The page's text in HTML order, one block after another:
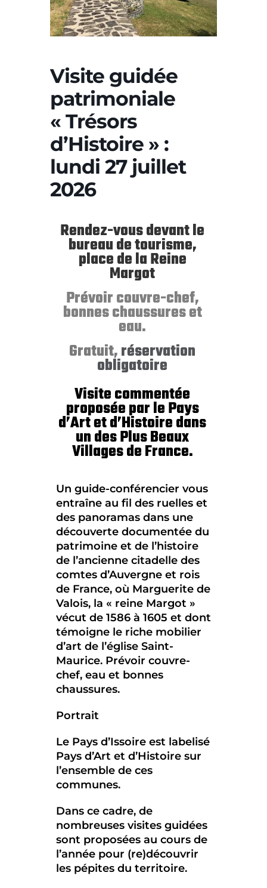
Visite guidée
patrimoniale
« Trésors
d’Histoire » :
lundi 27 juillet
2026
Rendez-vous devant le
bureau de tourisme,
place de la Reine
Margot
Prévoir couvre-chef,
bonnes chaussures et
eau.
Gratuit,réservation
obligatoire
Visite commentée
proposée par le Pays
d’Art et d’Histoire dans
un des Plus Beaux
Villages de France.
Un guide-conférencier vous
entraîne au fil des ruelles et
des panoramas dans une
découverte documentée du
patrimoine et de l’histoire
de l’ancienne citadelle des
comtes d’Auvergne et rois
de France, où Marguerite de
Valois, la « reine Margot »
vécut de 1586 à 1605 et dont
témoigne le riche mobilier
d’art de l’église Saint-
Maurice. Prévoir couvre-
chef, eau et bonnes
chaussures.
Portrait
Le Pays d’Issoire est labelisé
Pays d’Art et d’Histoire sur
l’ensemble de ces
communes.
Dans ce cadre, de
nombreuses visites guidées
sont proposées au cours de
l’année pour (re)découvrir
les pépites du territoire.